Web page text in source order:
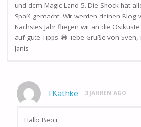
und dem Magic Land 5. Die Shock hat
Spaß gemacht. Wir werden deinen Blog
Nächstes Jahr fliegen wir an die
auf gute Tipps 😁 liebe Grüße von Sven,
Janis
TKathke 3 JAHREN AGO
Hallo Becci,